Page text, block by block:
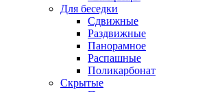
Для беседки
Сдвижные
Раздвижные
Панорамное
Распашные
Поликарбонат
Скрытые